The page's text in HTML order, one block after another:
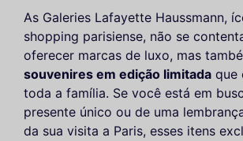
As Galeries Lafayette Haussmann,
shopping parisiense, não se
oferecer marcas de luxo, mas
souvenires em edição limitada que
toda a família. Se você está em
presente único ou de uma
da sua visita a Paris, esses itens